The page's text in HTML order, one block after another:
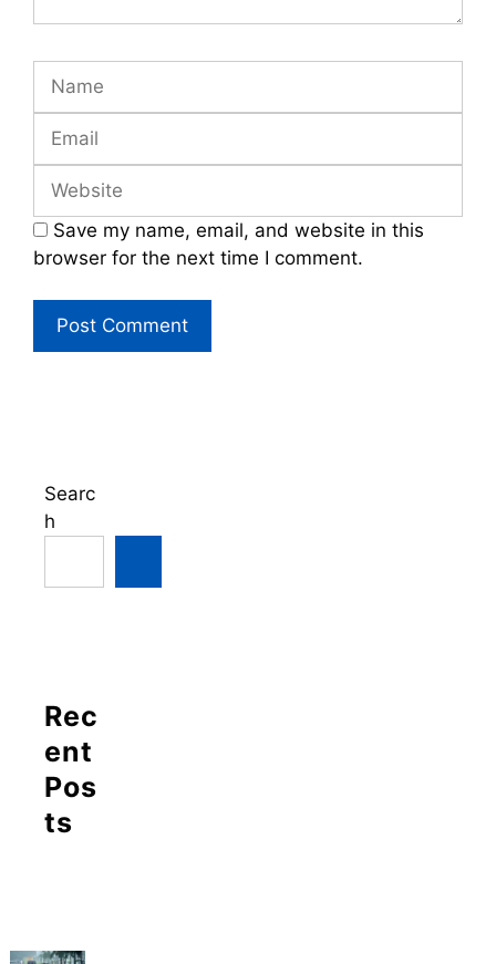
Save my name, email, and website in this
browser for the next time I comment.
Searc
h
Rec
ent
Pos
ts